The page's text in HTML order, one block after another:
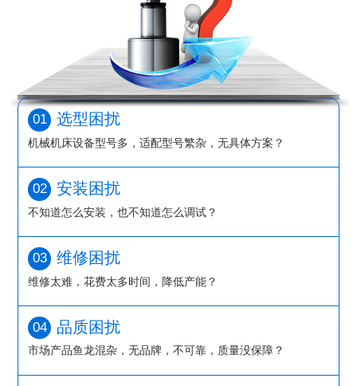
01 选型困扰
机械机床设备型号多，适配型号繁杂，无具体方案？
02 安装困扰
不知道怎么安装，也不知道怎么调试？
03 维修困扰
维修太难，花费太多时间，降低产能？
04 品质困扰
市场产品鱼龙混杂，无品牌，不可靠，质量没保障？